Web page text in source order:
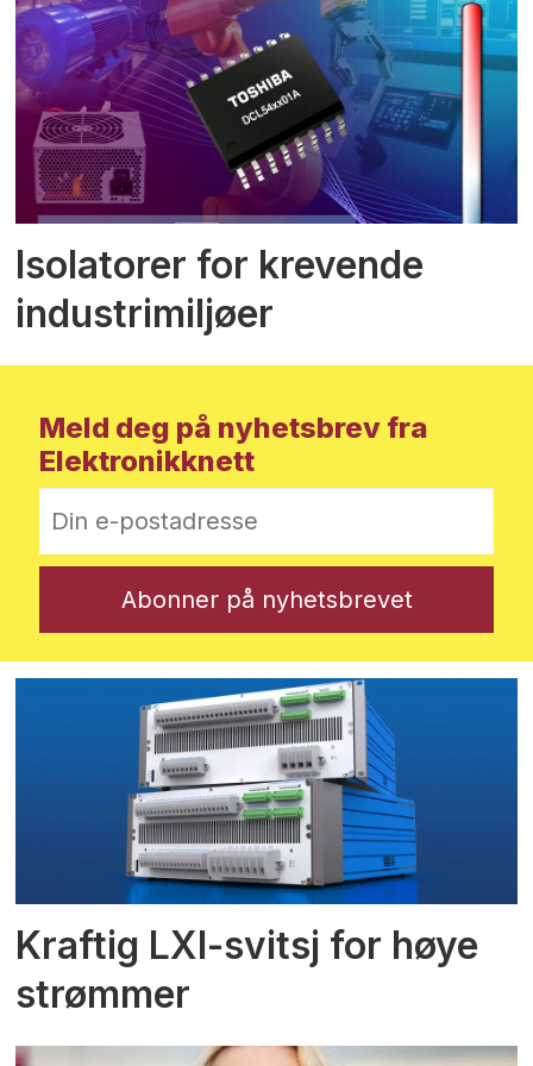
Isolatorer for krevende
industrimiljøer
Meld deg på nyhetsbrev fra
Elektronikknett
Kraftig LXI-svitsj for høye
strømmer